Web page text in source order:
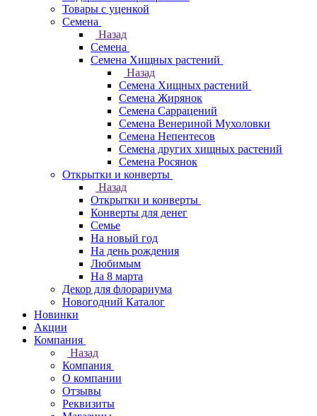
Товары с уценкой
Семена
Назад
Семена
Семена Хищных растений
Назад
Семена Хищных растений
Семена Жирянок
Семена Саррацений
Семена Венериной Мухоловки
Семена Непентесов
Семена других хищных растений
Семена Росянок
Открытки и конверты
Назад
Открытки и конверты
Конверты для денег
Семье
На новый год
На день рождения
Любимым
На 8 марта
Декор для флорариума
Новогодний Каталог
Новинки
Акции
Компания
Назад
Компания
О компании
Отзывы
Реквизиты